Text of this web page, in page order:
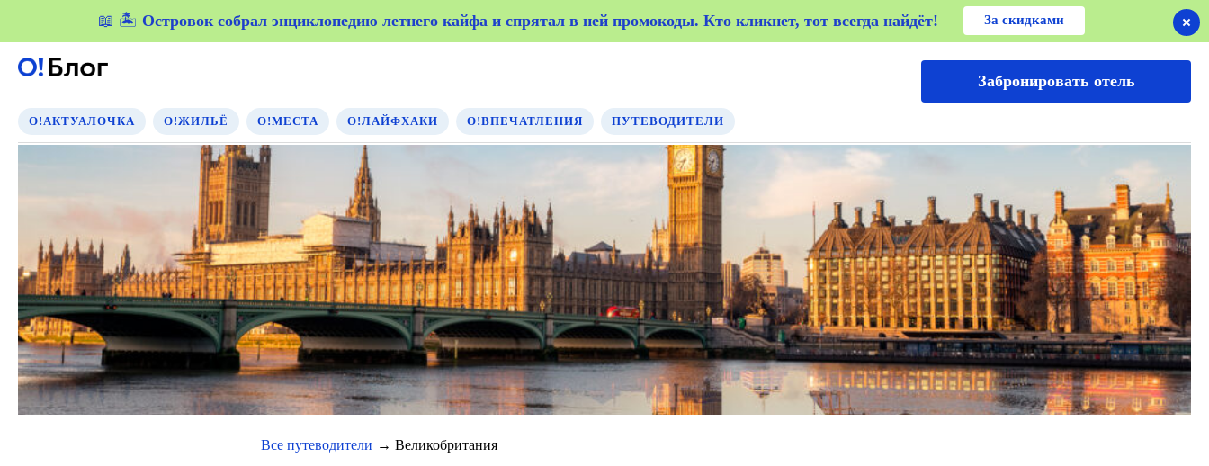
📖 🏝️ Островок собрал энциклопедию летнего кайфа и спрятал в ней промокоды. Кто кликнет, тот всегда найдёт! За скидками
Забронировать отель
О!АКТУАЛОЧКА О!ЖИЛЬЁ О!МЕСТА О!ЛАЙФХАКИ О!ВПЕЧАТЛЕНИЯ ПУТЕВОДИТЕЛИ
Островок собрал энциклопедию летнего кайфа и спрятал в ней промокоды. Кто кликнет, тот всегда найдёт!
Все путеводители → Великобритания